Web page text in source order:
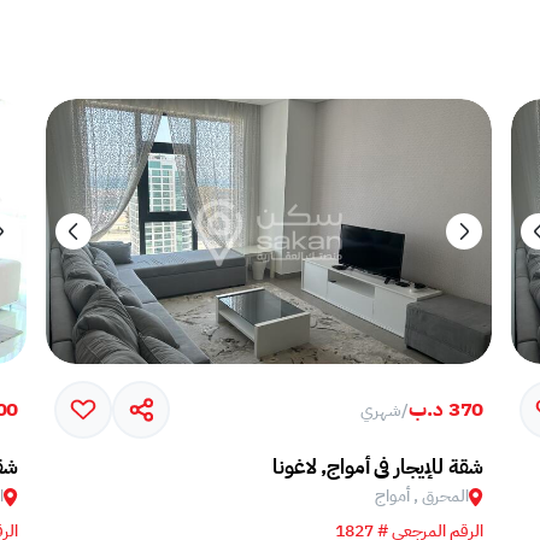
370 د.ب /شهري
شقة للإيجار في أمواج, لاغونا
المحرق , أمواج
الرقم المرجعي # 1827